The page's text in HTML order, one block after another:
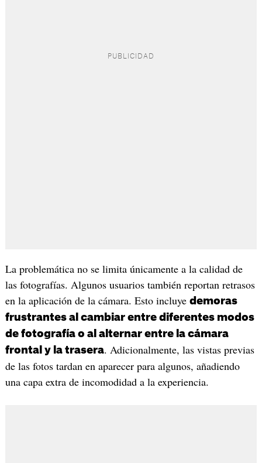
La problemática no se limita únicamente a la calidad de
las fotografías. Algunos usuarios también reportan retrasos
en la aplicación de la cámara. Esto incluye demoras
frustrantes al cambiar entre diferentes modos
de fotografía o al alternar entre la cámara
frontal y la trasera. Adicionalmente, las vistas previas
de las fotos tardan en aparecer para algunos, añadiendo
una capa extra de incomodidad a la experiencia.